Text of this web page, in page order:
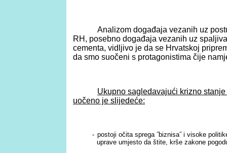
Analizom događaja vezanih uz
RH, posebno događaja vezanih uz
cementa, vidljivo je da se Hrvatskoj
da smo suočeni s protagonistima čije
Ukupno sagledavajući krizno
uočeno je slijedeće:
- postoji očita sprega ˝biznisa˝ i visoke
uprave umjesto da štite, krše zakone